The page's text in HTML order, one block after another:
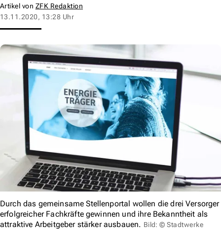
Artikel von ZFK Redaktion
13.11.2020, 13:28 Uhr
Durch das gemeinsame Stellenportal wollen die drei Versorger
erfolgreicher Fachkräfte gewinnen und ihre Bekanntheit als
attraktive Arbeitgeber stärker ausbauen. Bild: © Stadtwerke